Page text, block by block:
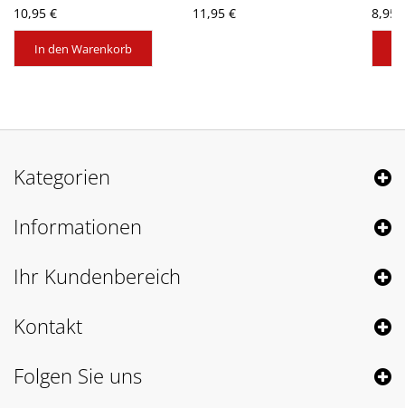
10,95 €
In den Warenkorb
11,95 € 8,95
Kategorien
Informationen
Ihr Kundenbereich
Kontakt
Folgen Sie uns